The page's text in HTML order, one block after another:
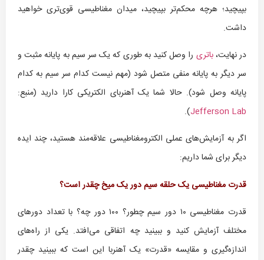
بپیچید؛ هرچه محکم‌تر بپیچید، میدان مغناطیسی قوی‌تری خواهید
داشت.
در نهایت،باتری را وصل کنید به طوری که یک سر سیم به پایانه مثبت و
سر دیگر به پایانه منفی متصل شود (مهم نیست کدام سر سیم به کدام
پایانه وصل شود). حالا شما یک آهنربای الکتریکی کارا دارید (منبع:
Jefferson Lab
).
اگر به آزمایش‌های عملی الکترومغناطیسی علاقه‌مند هستید، چند ایده
دیگر برای شما داریم:
قدرت مغناطیسی یک حلقه سیم دور یک میخ چقدر است؟
قدرت مغناطیسی ۱۰ دور سیم چطور؟ ۱۰۰ دور چه؟ با تعداد دورهای
مختلف آزمایش کنید و ببینید چه اتفاقی می‌افتد. یکی از راه‌های
اندازه‌گیری و مقایسه «قدرت» یک آهنربا این است که ببینید چقدر